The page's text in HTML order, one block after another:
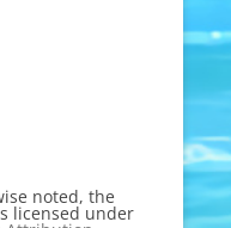
noted, the
licensed under